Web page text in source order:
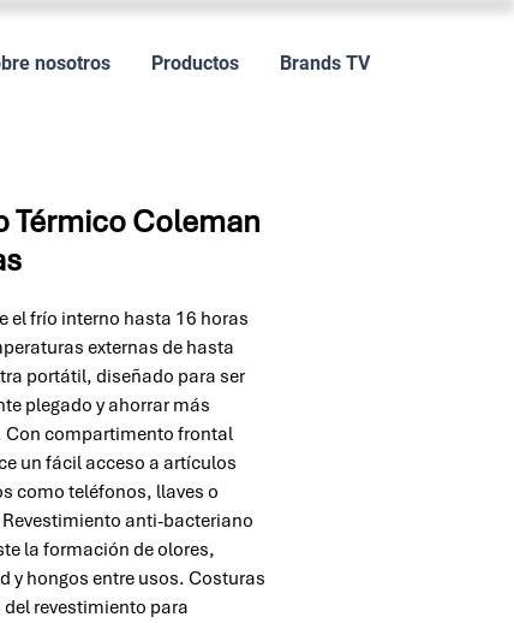
nosotros Productos Brands TV
Térmico Coleman
el frío interno hasta 16 horas
externas de hasta
portátil, diseñado para ser
plegado y ahorrar más
Con compartimento frontal
un fácil acceso a artículos
como teléfonos, llaves o
anti-bacteriano
la formación de olores,
y hongos entre usos. Costuras
revestimiento para